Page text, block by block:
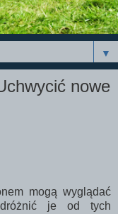
▼
nowe
mogą wyglądać
je od tych